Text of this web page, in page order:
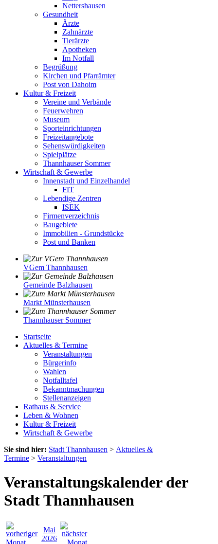
Nettershausen
Gesundheit
Ärzte
Zahnärzte
Tierärzte
Apotheken
Im Notfall
Begrüßung
Kirchen und Pfarrämter
Post von Dahoim
Kultur & Freizeit
Vereine und Verbände
Feuerwehren
Museum
Sporteinrichtungen
Freizeitangebote
Sehenswürdigkeiten
Spielplätze
Thannhauser Sommer
Wirtschaft & Gewerbe
Innenstadt und Einzelhandel
FIT
Lebendige Zentren
ISEK
Firmenverzeichnis
Baugebiete
Immobilien - Grundstücke
Post und Banken
VGem Thannhausen
Gemeinde Balzhausen
Markt Münsterhausen
Thannhauser Sommer
Startseite
Aktuelles & Termine
Veranstaltungen
Bürgerinfo
Wahlen
Notfalltafel
Bekanntmachungen
Stellenanzeigen
Rathaus & Service
Leben & Wohnen
Kultur & Freizeit
Wirtschaft & Gewerbe
Sie sind hier: Stadt Thannhausen > Aktuelles &
Termine > Veranstaltungen
Veranstaltungskalender der
Stadt Thannhausen
Mai
2026